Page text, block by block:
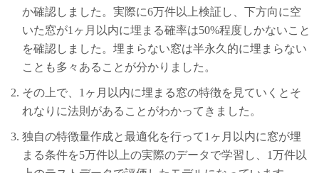
か確認しました。実際に6万件以上検証し、下方向に空
いた窓が1ヶ月以内に埋まる確率は50%程度しかないこと
を確認しました。埋まらない窓は半永久的に埋まらない
ことも多々あることが分かりました。
その上で、1ヶ月以内に埋まる窓の特徴を見ていくとそ
れなりに法則があることがわかってきました。
独自の特徴量作成と最適化を行って1ヶ月以内に窓が埋
まる条件を5万件以上の実際のデータで学習し、1万件以